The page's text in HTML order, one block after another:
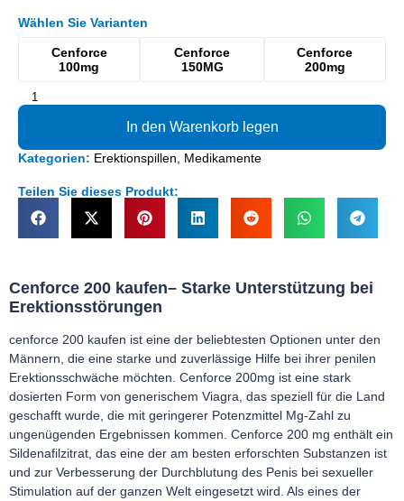
Wählen Sie Varianten
Cenforce
100mg
Cenforce
150MG
Cenforce
200mg
In den Warenkorb legen
Kategorien: Erektionspillen Medikamente
Teilen Sie dieses Produkt:
Cenforce 200 kaufen– Starke Unterstützung bei
Erektionsstörungen
cenforce 200 kaufen ist eine der beliebtesten Optionen unter den
Männern, die eine starke und zuverlässige Hilfe bei ihrer penilen
Erektionsschwäche möchten. Cenforce 200mg ist eine stark
dosierten Form von generischem Viagra, das speziell für die Land
geschafft wurde, die mit geringerer Potenzmittel Mg-Zahl zu
ungenügenden Ergebnissen kommen. Cenforce 200 mg enthält ein
Sildenafilzitrat, das eine der am besten erforschten Substanzen ist
und zur Verbesserung der Durchblutung des Penis bei sexueller
Stimulation auf der ganzen Welt eingesetzt wird. Als eines der